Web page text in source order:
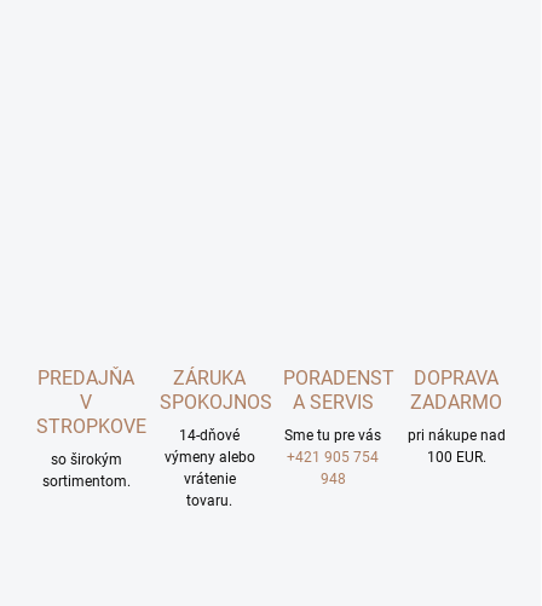
PREDAJŇA
V
STROPKOVE
so širokým
sortimentom.
ZÁRUKA
SPOKOJNOSTI
14-dňové
výmeny alebo
vrátenie
tovaru.
PORADENSTVO
A SERVIS
Sme tu pre vás
+421 905 754
948
DOPRAVA
ZADARMO
pri nákupe nad
100 EUR.